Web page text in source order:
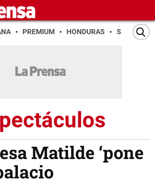
PREMIUM HONDURAS SAN PEDRO
Matilde ‘pone